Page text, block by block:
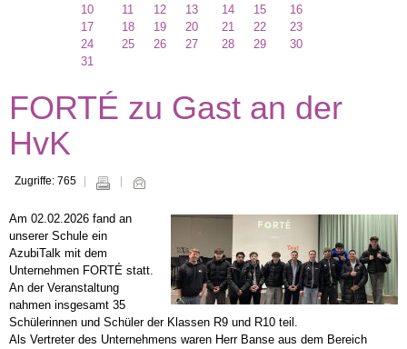
10
11 12 13 14 15
16
17
18 19 20 21 22
23
24
25 26 27 28 29
30
31
FORTÉ zu Gast an der
HvK
Zugriffe: 765
Am 02.02.2026 fand an
unserer Schule ein
AzubiTalk mit dem
Unternehmen FORTÉ statt.
An der Veranstaltung
nahmen insgesamt 35
Schülerinnen und Schüler der Klassen R9 und R10 teil.
Als Vertreter des Unternehmens waren Herr Banse aus dem Bereich